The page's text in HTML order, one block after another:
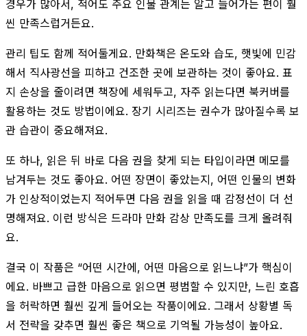
경우가 많아서, 적어도 주요 인물 관계는 알고 들어가는 편이 훨
씬 만족스럽거든요.
관리 팁도 함께 적어둘게요. 만화책은 온도와 습도, 햇빛에 민감
해서 직사광선을 피하고 건조한 곳에 보관하는 것이 좋아요. 표
지 손상을 줄이려면 책장에 세워두고, 자주 읽는다면 북커버를
활용하는 것도 방법이에요. 장기 시리즈는 권수가 많아질수록 보
관 습관이 중요해져요.
또 하나, 읽은 뒤 바로 다음 권을 찾게 되는 타입이라면 메모를
남겨두는 것도 좋아요. 어떤 장면이 좋았는지, 어떤 인물의 변화
가 인상적이었는지 적어두면 다음 권을 읽을 때 감정선이 더 선
명해져요. 이런 방식은 드라마 만화 감상 만족도를 크게 올려줘
요.
결국 이 작품은 “어떤 시간에, 어떤 마음으로 읽느냐”가 핵심이
에요. 바쁘고 급한 마음으로 읽으면 평범할 수 있지만, 느린 호흡
을 허락하면 훨씬 깊게 들어오는 작품이에요. 그래서 상황별 독
서 전략을 갖추면 훨씬 좋은 책으로 기억될 가능성이 높아요.